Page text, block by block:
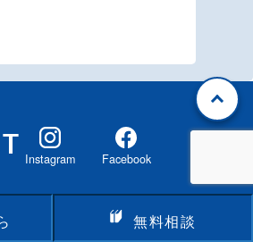
21-7510
Instagram Facebook
無料相談